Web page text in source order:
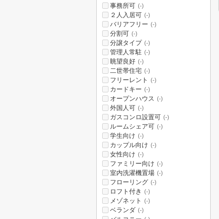
事務所可 (-)
２人入居可 (-)
バリアフリー (-)
分割可 (-)
分譲タイプ (-)
管理人常駐 (-)
眺望良好 (-)
二世帯住宅 (-)
フリーレント (-)
カードキー (-)
オープンハウス (-)
外国人可 (-)
ガスコンロ設置可 (-)
ルームシェア可 (-)
学生向け (-)
カップル向け (-)
女性向け (-)
ファミリー向け (-)
室内洗濯機置場 (-)
フローリング (-)
ロフト付き (-)
メゾネット (-)
ベランダ (-)